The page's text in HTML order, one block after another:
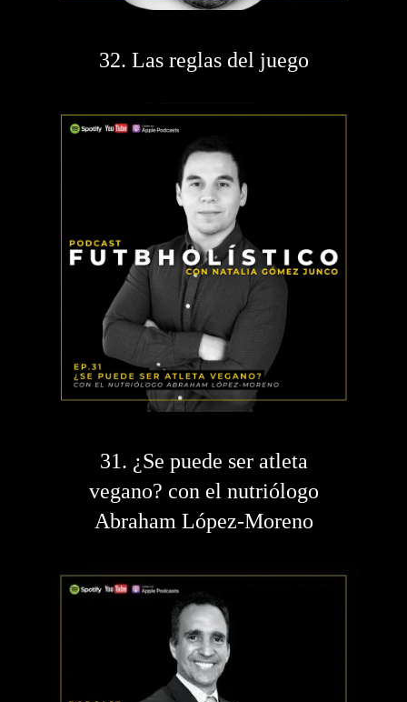
32. Las reglas del juego
31. ¿Se puede ser atleta
vegano? con el nutriólogo
Abraham López-Moreno